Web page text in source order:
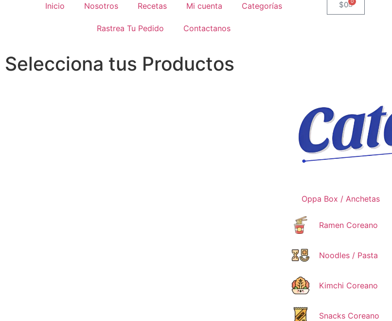
Inicio Nosotros Recetas Mi cuenta Categorías
Rastrea Tu Pedido Contactanos
$0
Selecciona tus Productos
Oppa Box / Anchetas
Ramen Coreano
Noodles / Pasta
Kimchi Coreano
Snacks Coreano